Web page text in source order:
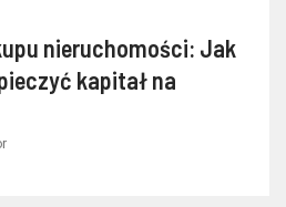
nieruchomości: Jak
kapitał na